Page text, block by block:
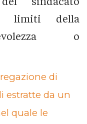
i limiti della
o
di
estratte da un
quale le